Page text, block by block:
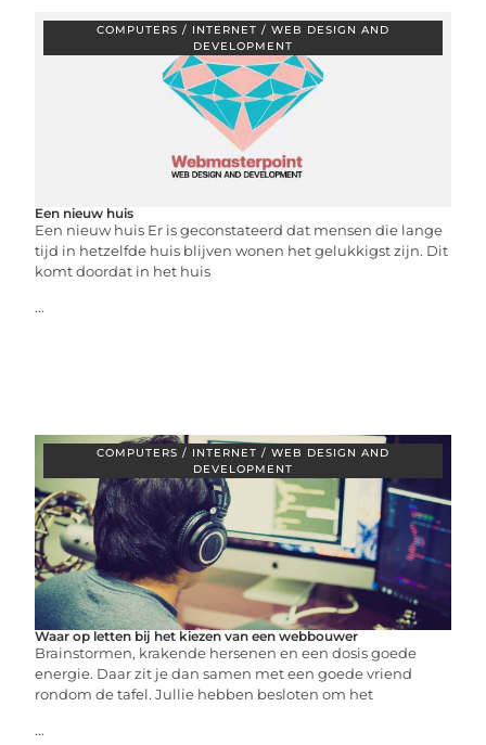
COMPUTERS / INTERNET / WEB DESIGN AND
DEVELOPMENT
Een nieuw huis
Een nieuw huis Er is geconstateerd dat mensen die lange
tijd in hetzelfde huis blijven wonen het gelukkigst zijn. Dit
komt doordat in het huis
...
COMPUTERS / INTERNET / WEB DESIGN AND
DEVELOPMENT
Waar op letten bij het kiezen van een webbouwer
Brainstormen, krakende hersenen en een dosis goede
energie. Daar zit je dan samen met een goede vriend
rondom de tafel. Jullie hebben besloten om het
...